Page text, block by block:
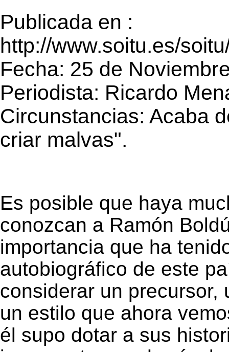
Publicada en :
http://www.soitu.es/
Fecha: 25 de
Periodista: Ricardo
Circunstancias: Acaba
criar malvas".
Es posible que haya
conozcan a Ramón
importancia que ha
autobiográfico de este
considerar un precursor,
un estilo que ahora
él supo dotar a sus